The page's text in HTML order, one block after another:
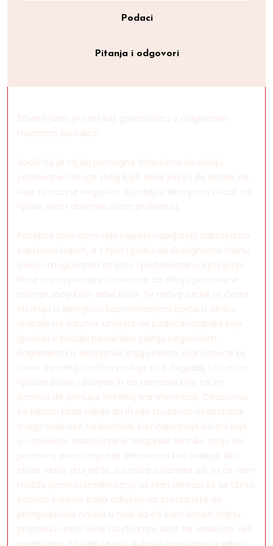
Podaci
Pitanja i odgovori
Žrtveni jarac je onaj koji govori istinu o očiglednim
manama porodice.
Vodič čiji je cilj da pomogne čitaocima da otkriju
podsvesne razloge zbog kojih sebe koče i da istraže na
koje su načine negativni doživljaji iz detinjstva uticali na
njihov život i doprineli ovom problemu.
Ponekad smo sami sebi najveći neprijatelji, sabotiramo
sopstveni uspeh, a s njim i priliku da dostignemo trajnu
sreću i mogućnosti za lično i profesionalno ispunjenje.
Niste vi krivi pomaže čitaocima da otkriju podsvesne
razloge zbog kojih sebe koče. Te mrtve tačke se često
stvaraju u detinjstvu kao mehanizmi borbe u okviru
reakcije na traumu. Umesto da podučavataktike koje
ignorišu ili pridaju površinsku pažnju negativnim
događajima iz detinjstva, knjiga nežno vodi čitaoce ka
tome da otkriju načine na koje su ti događaji uticali na
njihove živote i dovede ih do saznanja koje će im
pomoći da pristupe istinskoj transformaciji. Čitaocima
će laknuti kada otkriju da ih nije sputavao nedostatak
snage volje već nedostatak samospoznaje.Svi oni koje
su izneverile tradicionalne terapijske tehnike znaju da
promena ponašanja nije delotvorna kod svakog. Ako
stvari radite drugačije, a iznutra ostanete isti, to će vam
možda pomoći kratkoročno, ali stari obrasci će se ubrzo
ponovo pojaviti. Kada odlučite da prestanete da
prilagođavate navike u nadi da će vam doneti trajnu
promenu, moći ćete da stvarate život ne reaktivno već
osvešćeno. To iziskuje rad, duboko pronicanje u sebe i